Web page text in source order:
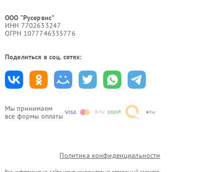
Мы принимаем
все формы оплаты
ООО "Русервис"
ИНН 7702633247
ОГРН 1077746335776
Поделиться в соц. сетях:
Политика конфиденциальности